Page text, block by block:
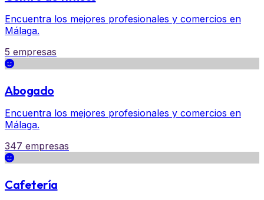
Encuentra los mejores profesionales y comercios en
Málaga.
5 empresas
Abogado
Encuentra los mejores profesionales y comercios en
Málaga.
347 empresas
Cafetería